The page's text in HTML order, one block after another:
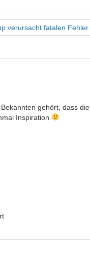
verursacht fatalen Fehler
gehört, dass die
Inspiration